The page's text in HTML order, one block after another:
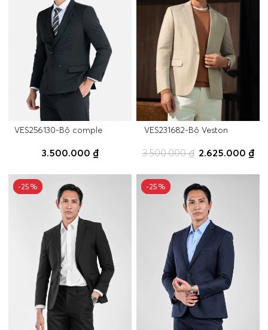
VES256130-Bộ comple
3.500.000 ₫
VES231682-Bộ Veston
2.625.000 ₫
3.500.000 ₫
-25%
-25% -25%
-25%